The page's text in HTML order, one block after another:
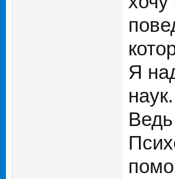
Я
наук.